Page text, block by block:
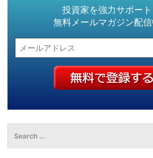
投資家を強力サポート
無料メールマガジン配信